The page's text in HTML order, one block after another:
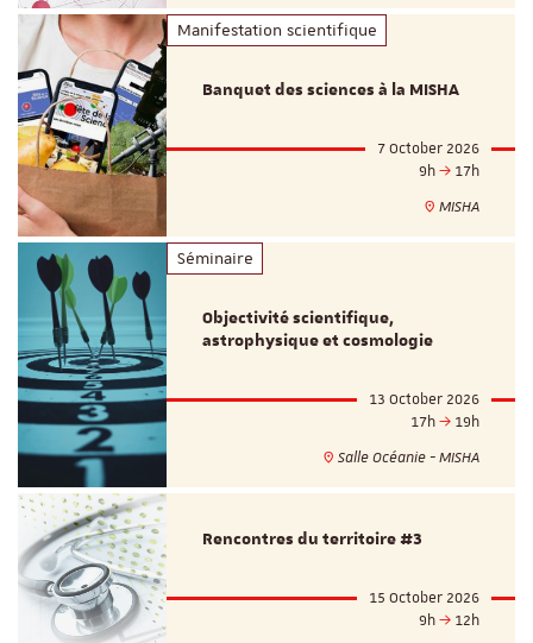
Manifestation scientifique
Banquet des sciences à la MISHA
7 October 2026
9h
17h
MISHA
Séminaire
Objectivité scientifique,
astrophysique et cosmologie
13 October 2026
17h
19h
Salle Océanie - MISHA
Rencontres du territoire #3
15 October 2026
9h
12h